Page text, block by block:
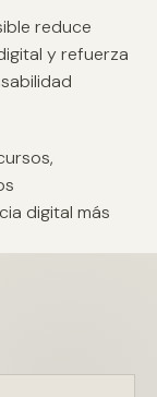
reduce
y refuerza
digital más